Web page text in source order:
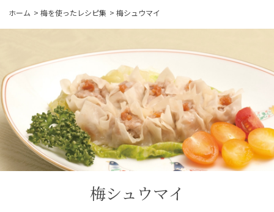
メニュー
トップページ
マイページ
ご案内
ホーム >梅を使ったレシピ集 >梅シュウマイ
梅シュウマイ